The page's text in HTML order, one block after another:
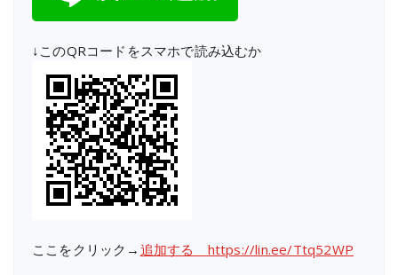
↓このQRコードをスマホで読み込むか
ここをクリック→ 追加する https://lin.ee/Ttq52WP